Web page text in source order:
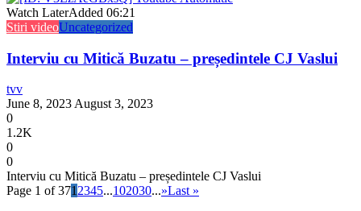
Watch LaterAdded 06:21
Stiri videoUncategorized
Interviu cu Mitică Buzatu – președintele CJ Vaslui
tvv
June 8, 2023 August 3, 2023
0
1.2K
0
0
Interviu cu Mitică Buzatu – președintele CJ Vaslui
Page 1 of 371 2345...102030...»Last »